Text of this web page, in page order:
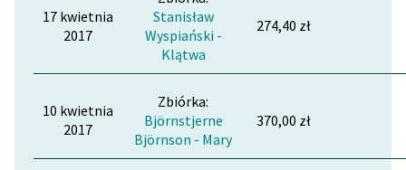
17 kwietnia
2017
Stanisław
Wyspiański -
Klątwa
274,40 zł
10 kwietnia
2017
Zbiórka:
Björnstjerne
Björnson - Mary
370,00 zł